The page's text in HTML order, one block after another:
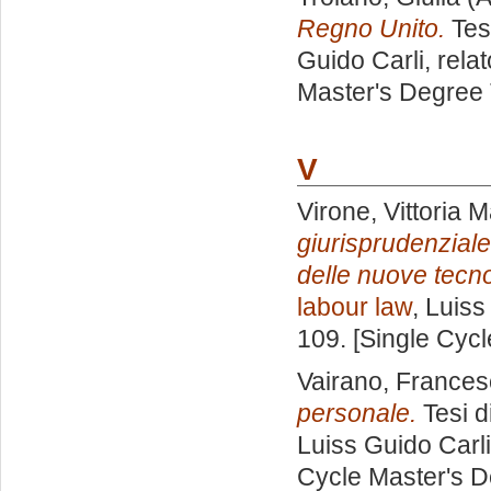
Regno Unito.
Guido Carli,
Master's Degree
V
Virone, Vittoria
delle nuove
labour law,
109. [Single
Vairano,
personale. Tesi
Luiss Guido
Cycle Master's